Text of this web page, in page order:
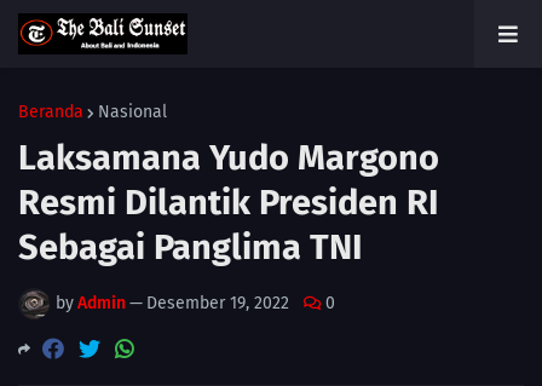
Beranda Nasional
Laksamana Yudo Margono
Resmi Dilantik Presiden RI
Sebagai Panglima TNI
byAdmin— Desember 19, 2022 0